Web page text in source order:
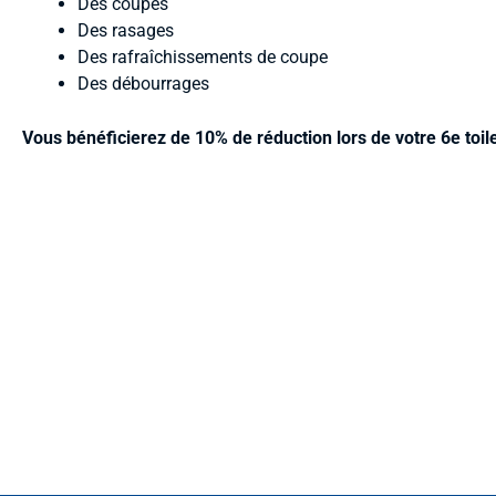
Des coupes
Des rasages
Des rafraîchissements de coupe
Des débourrages
Vous bénéficierez de 10% de réduction lors de votre 6e